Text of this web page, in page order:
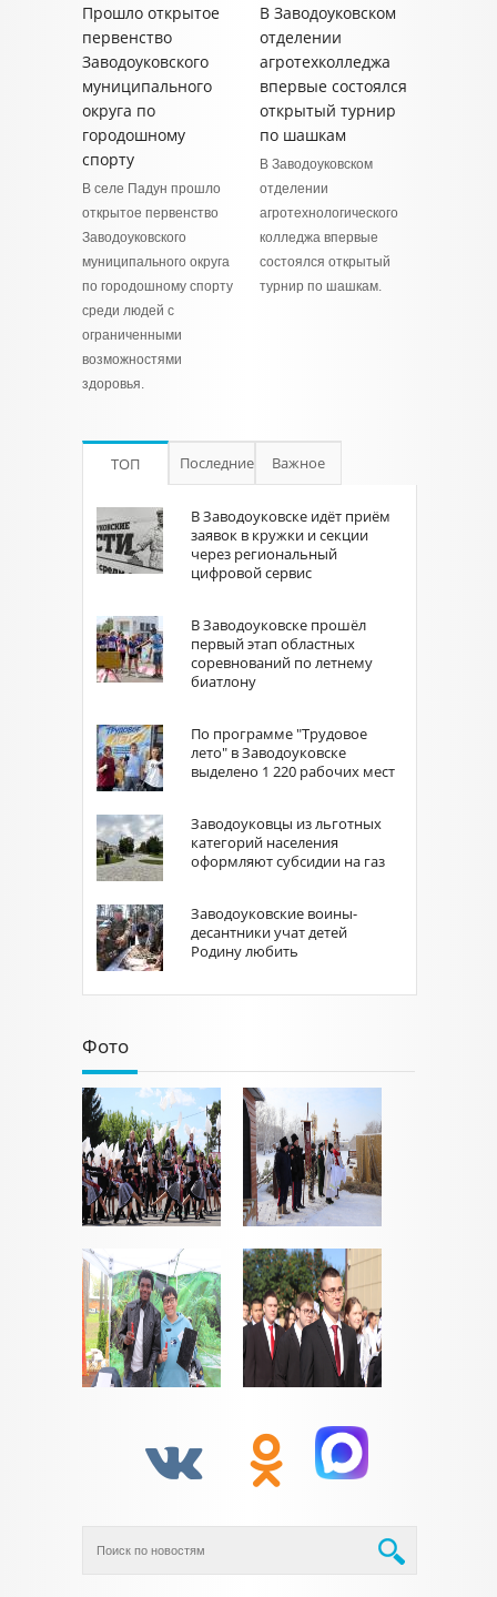
Прошло открытое
первенство
Заводоуковского
муниципального
округа по
городошному
спорту
В селе Падун прошло
открытое первенство
Заводоуковского
муниципального округа
по городошному спорту
среди людей с
ограниченными
возможностями
здоровья.
В Заводоуковском
отделении
агротехколледжа
впервые состоялся
открытый турнир
по шашкам
В Заводоуковском
отделении
агротехнологического
колледжа впервые
состоялся открытый
турнир по шашкам.
ТОП Последние Важное
В Заводоуковске идёт приём
заявок в кружки и секции
через региональный
цифровой сервис
В Заводоуковске прошёл
первый этап областных
соревнований по летнему
биатлону
По программе "Трудовое
лето" в Заводоуковске
выделено 1 220 рабочих мест
Заводоуковцы из льготных
категорий населения
оформляют субсидии на газ
Заводоуковские воины-
десантники учат детей
Родину любить
Фото